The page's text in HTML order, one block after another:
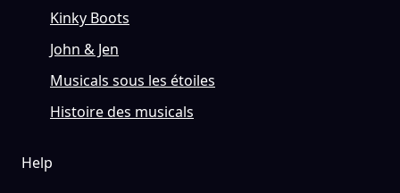
Kinky Boots
John & Jen
Musicals sous les étoiles
Histoire des musicals
Help